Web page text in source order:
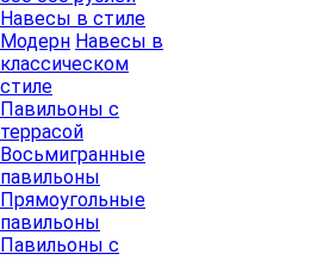
Навесы в стиле
Модерн Навесы в
классическом
стиле
Павильоны с
террасой
Восьмигранные
павильоны
Прямоугольные
павильоны
Павильоны с